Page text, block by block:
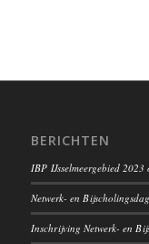
BERICHTEN
IBP IJsselmeergebied
Netwerk- en
Inschrijving Netwerk- en